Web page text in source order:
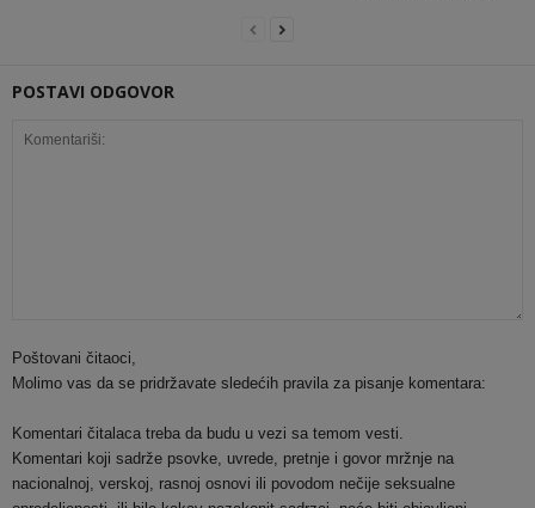
POSTAVI ODGOVOR
Poštovani čitaoci,
Molimo vas da se pridržavate sledećih pravila za pisanje komentara:
Komentari čitalaca treba da budu u vezi sa temom vesti.
Komentari koji sadrže psovke, uvrede, pretnje i govor mržnje na
nacionalnoj, verskoj, rasnoj osnovi ili povodom nečije seksualne